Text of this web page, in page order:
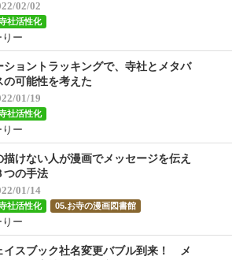
02/02
社活性化
ー
ショントラッキングで、寺社とメタバ
の可能性を考えた
01/19
社活性化
ー
描けない人が漫画でメッセージを伝え
つの手法
01/14
社活性化 05.お寺の漫画図書館
ー
イスブック社名変更バブル到来！ メ